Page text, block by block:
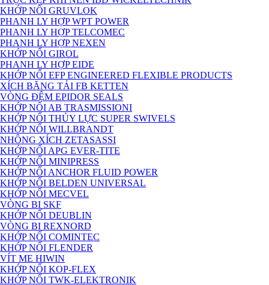
KHỚP NỐI GRUVLOK
PHANH LY HỢP WPT POWER
PHANH LY HỢP TELCOMEC
PHANH LY HỢP NEXEN
KHỚP NỐI GIROL
PHANH LY HỢP EIDE
KHỚP NỐI EFP ENGINEERED FLEXIBLE PRODUCTS
XÍCH BĂNG TẢI FB KETTEN
VÒNG ĐỆM EPIDOR SEALS
KHỚP NỐI AB TRASMISSIONI
KHỚP NỐI THỦY LỰC SUPER SWIVELS
KHỚP NỐI WILLBRANDT
NHÔNG XÍCH ZETASASSI
KHỚP NỐI APG EVER-TITE
KHỚP NỐI MINIPRESS
KHỚP NỐI ANCHOR FLUID POWER
KHỚP NỐI BELDEN UNIVERSAL
KHỚP NỐI MECVEL
VÒNG BI SKF
KHỚP NỐI DEUBLIN
VÒNG BI REXNORD
KHỚP NỐI COMINTEC
KHỚP NỐI FLENDER
VÍT ME HIWIN
KHỚP NỐI KOP-FLEX
KHỚP NỐI TWK-ELEKTRONIK